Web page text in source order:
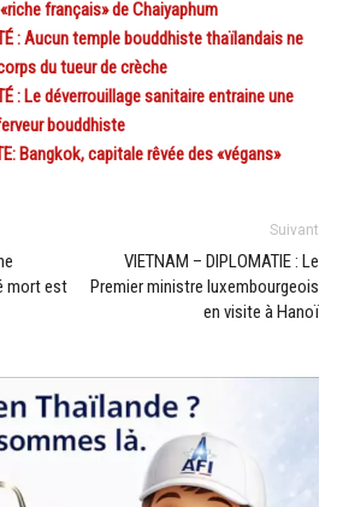
français» de Chaiyaphum
: Aucun temple bouddhiste thaïlandais ne
du tueur de crèche
: Le déverrouillage sanitaire entraine une
bouddhiste
Bangkok, capitale rêvée des «végans»
mort est
Suivant
VIETNAM – DIPLOMATIE : Le
Premier ministre luxembourgeois
en visite à Hanoï